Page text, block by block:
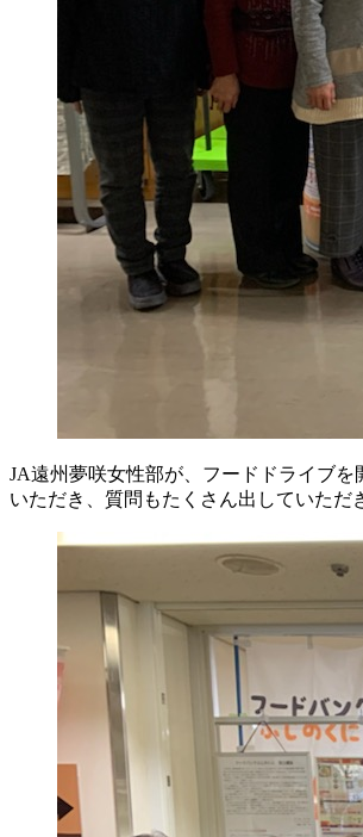
JA遠州夢咲女性部が、フードドライブ
いただき、質問もたくさん出していただ